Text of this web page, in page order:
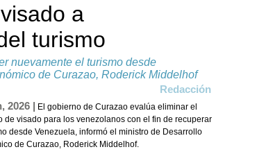
a
turismo
nuevamente el turismo desde
de Curazao, Roderick Middelhof
Redacción
2026 | El gobierno de Curazao evalúa eliminar el
de visado para los venezolanos con el fin de recuperar
desde Venezuela, informó el ministro de Desarrollo
de Curazao, Roderick Middelhof.